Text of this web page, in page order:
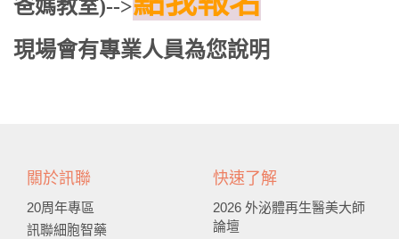
爸媽教室)-->
現場會有專業人員為您說明
關於訊聯
20周年專區
訊聯細胞智藥
快速了解
2026 外泌體再生醫美大師
論壇